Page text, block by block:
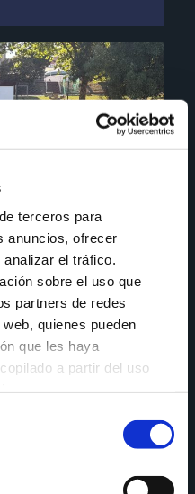
terceros para
anuncios, ofrecer
el tráfico.
sobre el uso que
partners de redes
quienes pueden
que les haya
a partir del uso
31
moito máis!